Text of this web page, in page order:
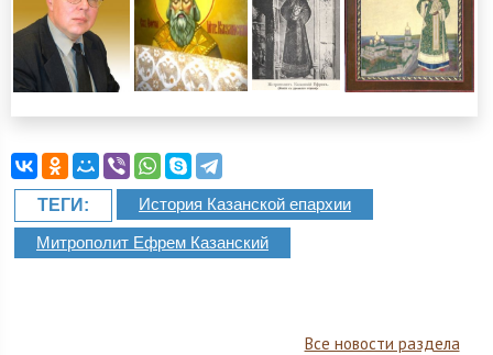
ТЕГИ: История Казанской епархии
Митрополит Ефрем Казанский
Все новости раздела